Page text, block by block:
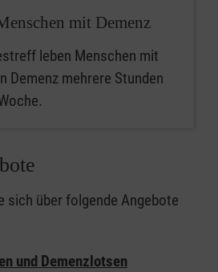
mit Demenz
leben Menschen mit
Demenz mehrere Stunden
sich über folgende Angebote
und Demenzlotsen